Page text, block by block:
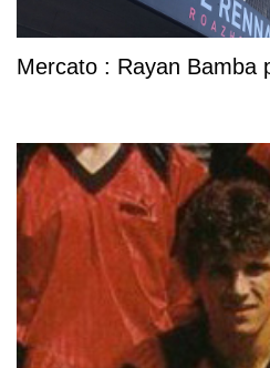
Mercato : Rayan Bamba